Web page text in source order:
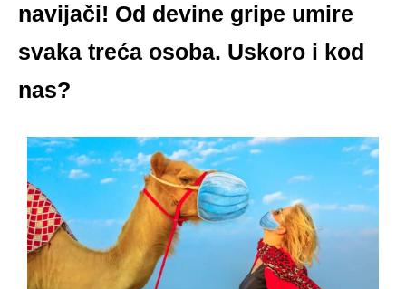
navijači! Od devine gripe umire
svaka treća osoba. Uskoro i kod
nas?